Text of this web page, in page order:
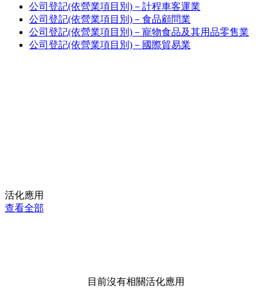
公司登記(依營業項目別)－計程車客運業
公司登記(依營業項目別)－食品顧問業
公司登記(依營業項目別)－寵物食品及其用品零售業
公司登記(依營業項目別)－國際貿易業
活化應用
查看全部
目前沒有相關活化應用